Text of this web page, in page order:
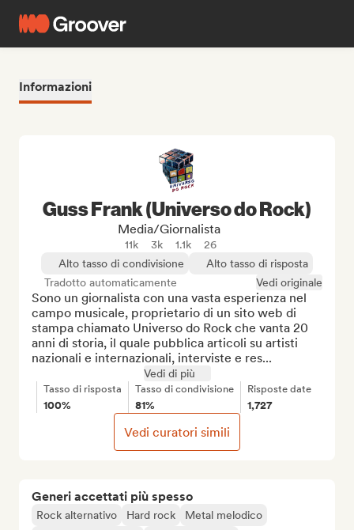
Informazioni
Generi accettati più spesso
Rock alternativo Hard rock
Metal melodico
Guss Frank (Universo do Rock)
Media/Giornalista
11k 3k 1.1k
26
Alto tasso di condivisione
Alto tasso di risposta
Tradotto automaticamente
Vedi originale
Sono un giornalista con una vasta esperienza nel
campo musicale, proprietario di un sito web di
stampa chiamato Universo do Rock che vanta 20
anni di storia, il quale pubblica articoli su artisti
nazionali e internazionali, interviste e res...
Vedi di più
Tasso di risposta
100%
Tasso di condivisione
81%
Risposte date
1,727
Vedi curatori simili